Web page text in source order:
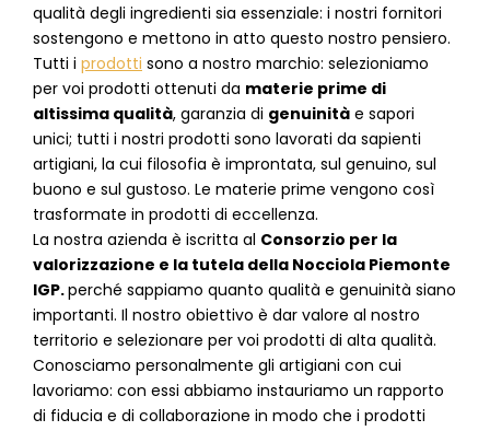
qualità degli ingredienti sia essenziale: i nostri fornitori
sostengono e mettono in atto questo nostro pensiero.
Tutti i prodotti sono a nostro marchio: selezioniamo
per voi prodotti ottenuti da materie prime di
altissima qualità, garanzia di genuinità e sapori
unici; tutti i nostri prodotti sono lavorati da sapienti
artigiani, la cui filosofia è improntata, sul genuino, sul
buono e sul gustoso. Le materie prime vengono così
trasformate in prodotti di eccellenza.
La nostra azienda è iscritta al Consorzio per la
valorizzazione e la tutela della Nocciola Piemonte
IGP.perché sappiamo quanto qualità e genuinità siano
importanti. Il nostro obiettivo è dar valore al nostro
territorio e selezionare per voi prodotti di alta qualità.
Conosciamo personalmente gli artigiani con cui
lavoriamo: con essi abbiamo instauriamo un rapporto
di fiducia e di collaborazione in modo che i prodotti